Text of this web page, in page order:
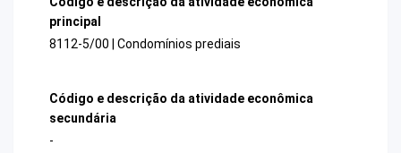
principal
8112-5/00 | Condomínios prediais
Código e descrição da atividade econômica
secundária
-